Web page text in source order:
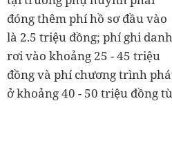
đóng thêm phí hồ sơ đầu vào
là 2.5 triệu đồng; phí ghi danh
rơi vào khoảng 25 - 45 triệu
đồng và phí chương trình
ở khoảng 40 - 50 triệu đồng